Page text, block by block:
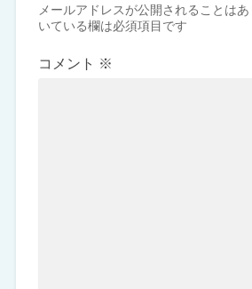
メールアドレスが公開されることはあ
いている欄は必須項目です
コメント ※